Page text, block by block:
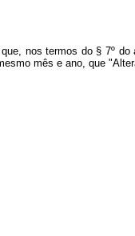
nos termos do § 7º
mês e ano, que